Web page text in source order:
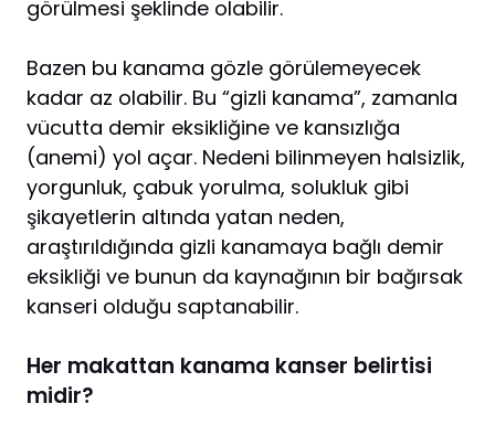
görülmesi şeklinde olabilir.
Bazen bu kanama gözle görülemeyecek
kadar az olabilir. Bu “gizli kanama”, zamanla
vücutta demir eksikliğine ve kansızlığa
(anemi) yol açar. Nedeni bilinmeyen halsizlik,
yorgunluk, çabuk yorulma, solukluk gibi
şikayetlerin altında yatan neden,
araştırıldığında gizli kanamaya bağlı demir
eksikliği ve bunun da kaynağının bir bağırsak
kanseri olduğu saptanabilir.
Her makattan kanama kanser belirtisi
midir?